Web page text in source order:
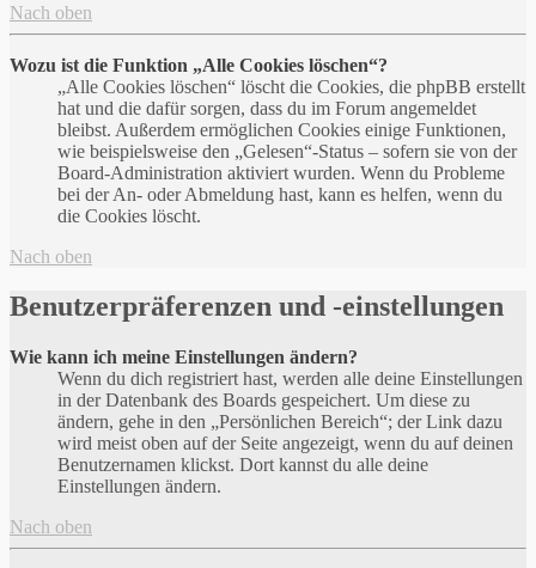
Nach oben
Wozu ist die Funktion „Alle Cookies löschen“?
„Alle Cookies löschen“ löscht die Cookies, die phpBB erstellt
hat und die dafür sorgen, dass du im Forum angemeldet
bleibst. Außerdem ermöglichen Cookies einige Funktionen,
wie beispielsweise den „Gelesen“-Status – sofern sie von der
Board-Administration aktiviert wurden. Wenn du Probleme
bei der An- oder Abmeldung hast, kann es helfen, wenn du
die Cookies löscht.
Nach oben
Benutzerpräferenzen und -einstellungen
Wie kann ich meine Einstellungen ändern?
Wenn du dich registriert hast, werden alle deine Einstellungen
in der Datenbank des Boards gespeichert. Um diese zu
ändern, gehe in den „Persönlichen Bereich“; der Link dazu
wird meist oben auf der Seite angezeigt, wenn du auf deinen
Benutzernamen klickst. Dort kannst du alle deine
Einstellungen ändern.
Nach oben